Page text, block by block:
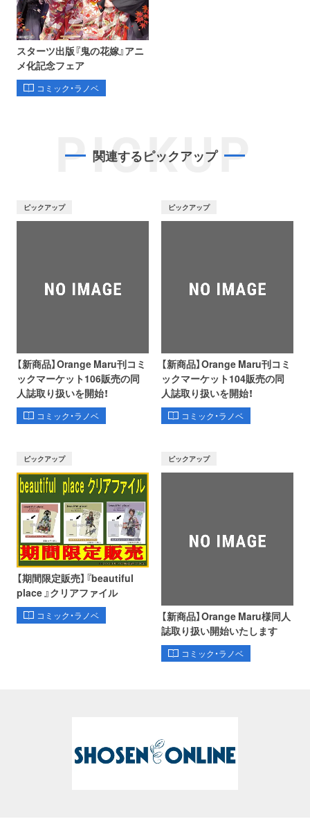
スターツ出版『鬼の花嫁』アニ
メ化記念フェア
コミック・ラノベ
PICKUP
関連するピックアップ
ピックアップ
【新商品】Orange Maru刊コミ
ックマーケット106販売の同
人誌取り扱いを開始！
コミック・ラノベ
ピックアップ
【新商品】Orange Maru刊コミ
ックマーケット104販売の同
人誌取り扱いを開始！
コミック・ラノベ
ピックアップ
【期間限定販売】『beautiful
place 』クリアファイル
コミック・ラノベ
ピックアップ
【新商品】Orange Maru様同人
誌取り扱い開始いたします
コミック・ラノベ